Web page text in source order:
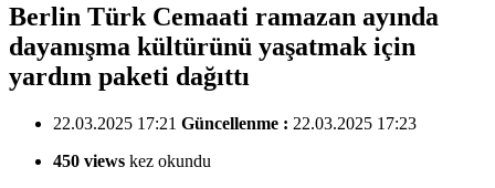
Berlin Türk Cemaati ramazan ayında
dayanışma kültürünü yaşatmak için
yardım paketi dağıttı
22.03.2025 17:21 Güncellenme : 22.03.2025 17:23
450 views kez okundu